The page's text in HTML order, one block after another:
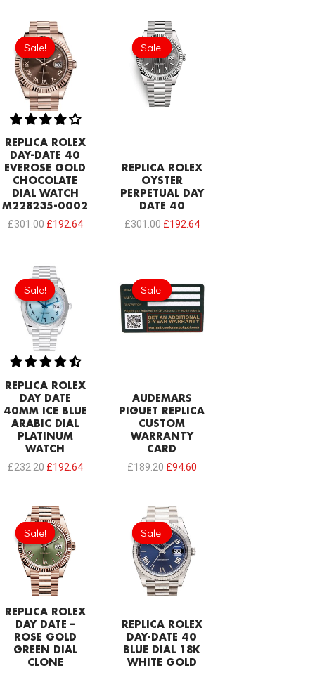
Sale!
Sale!
REPLICA ROLEX
DAY-DATE 40
EVEROSE GOLD
CHOCOLATE
DIAL WATCH
M228235-0002
£301.00
Original
price
was:
£301.00.
£192.64
Sale!
Sale!
REPLICA ROLEX
OYSTER
PERPETUAL DAY
DATE 40
£301.00
Original
price
was:
£301.00.
£192.64
Sale!
Sale!
REPLICA ROLEX
DAY DATE
40MM ICE BLUE
ARABIC DIAL
PLATINUM
WATCH
£232.20
Original
price
was:
£232.20.
£192.64
£192.64.
Sale!
Sale!
AUDEMARS
PIGUET REPLICA
CUSTOM
WARRANTY
CARD
£189.20
price
was:
£189.20.
£94.60
price
is:
£94.60.
Sale!
Sale!
REPLICA ROLEX
DAY DATE –
ROSE GOLD
GREEN DIAL
CLONE
Original
price
was:
£301.00.
Sale!
Sale!
REPLICA ROLEX
DAY-DATE 40
BLUE DIAL 18K
WHITE GOLD
Original
price
was:
£249.40.